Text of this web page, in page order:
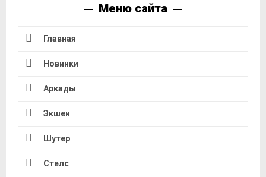
Меню сайта
Главная
Новинки
Аркады
Экшен
Шутер
Стелс